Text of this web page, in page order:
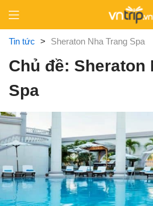
content
Tin tức > Sheraton Nha Trang Spa
Chủ đề: Sheraton
Spa